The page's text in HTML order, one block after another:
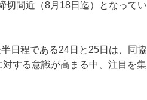
切間近（8月18日迄）となってい
日程である24日と25日は、同協
する意識が高まる中、注目を集